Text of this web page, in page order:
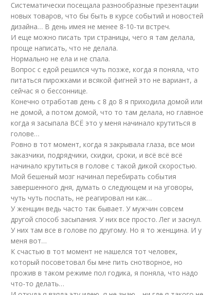
Систематически посещала разнообразные презентации
новых товаров, что бы быть в курсе событий и новостей
дизайна… В день имея не менее 8-10-ти встреч.
И еще можно писать три страницы, чего я там делала,
проще написать, что не делала.
Нормально не ела и не спала.
Вопрос с едой решился чуть позже, когда я поняла, что
питаться пирожками и всякой фигней это не вариант, а
сейчас я о бессоннице.
Конечно отработав день с 8 до 8 я приходила домой или
не домой, а потом домой, что то там делала, но главное
когда я засыпала ВСЁ это у меня начинало крутиться в
голове…
Ровно в тот момент, когда я закрывала глаза, все мои
заказчики, подрядчики, скидки, сроки, и всё всё всё
начинало крутиться в голове с такой дикой скоростью.
Мой бешеный мозг начинал перебирать события
завершенного дня, думать о следующем и на уговоры,
чуть чуть поспать, не реагировал ни как…
У женщин ведь часто так бывает. У мужчин совсем
другой способ засыпания. У них все просто. Лег и заснул.
У них там все в голове по другому. Но я то женщина. И у
меня вот…
К счастью в тот момент не нашелся тот человек,
который посоветовал бы мне пить снотворное, но
прожив в таком режиме пол годика, я поняла, что надо
что-то делать…